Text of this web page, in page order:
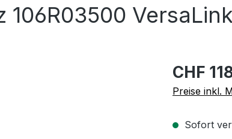
CHF
Preise inkl.
Sofort